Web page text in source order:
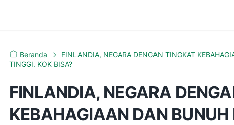
Beranda
FINLANDIA, NEGARA DENGAN TINGKAT
TINGGI. KOK BISA?
FINLANDIA, NEGARA
KEBAHAGIAAN DAN BUNUH